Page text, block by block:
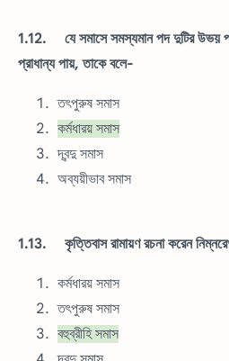
1.12. যে সমাসে সমস্যমান পদ দুটির উভয়
প্রাধান্য পায়, তাকে বলে-
তৎপুরুষ সমাস
কর্মধারয় সমাস
দ্বন্দু সমাস
অব্যয়ীভাব সমাস
1.13. কৃত্তিবাস রামায়ণ রচনা করেন
কর্মধারয় সমাস
তৎপুরুষ সমাস
বহুব্রীহি সমাস